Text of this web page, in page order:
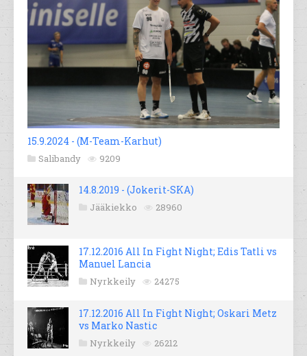
15.9.2024 - (M-Team-Karhut)
Salibandy 9209
14.8.2019 - (Jokerit-SKA)
Jääkiekko 28960
17.12.2016 All In Fight Night; Edis Tatli vs
Manuel Lancia
Nyrkkeily 24275
17.12.2016 All In Fight Night; Oskari Metz
vs Marko Nastic
Nyrkkeily 26212